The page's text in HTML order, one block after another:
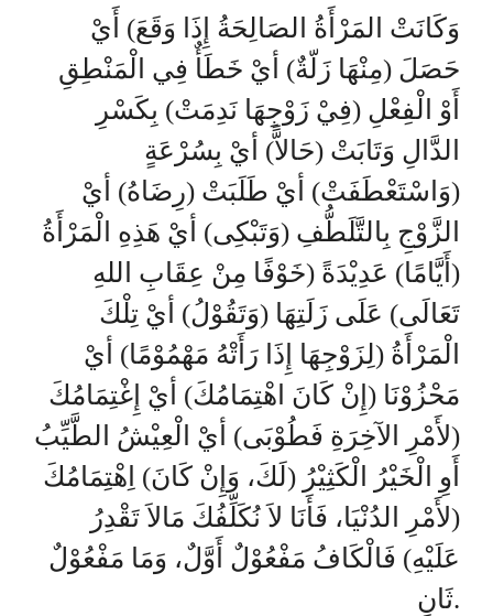
وَكَانَتْ المَرْأَةُ الصَالِحَةُ إِذَا وَقَعَ) أَيْ
حَصَلَ (مِنْهَا زَلّةٌ) أيْ خَطَأٌ فِي الْمَنْطِقِ
أَوْ الْفِعْلِ (فِيْ زَوْجِهَا نَدِمَتْ) بِكَسْرِ
الدَّالِ وَتَابَتْ (حَالاًّ) أيْ بِسُرْعَةٍ
(وَاسْتَعْطَفَتْ) أيْ طَلَبَتْ (رِضَاهُ) أيْ
الزَّوْجِ بِالتَّلَطُّفِ (وَتَبْكِى) أيْ هَذِهِ الْمَرْأَةُ
(أَيَّامًا) عَدِيْدَةً (خَوْفًا مِنْ عِقَابِ اللهِ
تَعَالَى) عَلَى زَلَتِهَا (وَتَقُوْلُ) أيْ تِلْكَ
الْمَرْأَةُ (لِزَوْجِهَا إِذَا رَأَتْهُ مَهْمُوْمًا) أيْ
مَحْزُوْنَا (إِنْ كَانَ اهْتِمَامُكَ) أيْ إِغْتِمَامُكَ
(لأَمْرِ الآخِرَةِ فَطُوْبَى) أيْ الْعِيْشُ الطَّيِّبُ
أَوِ الْخَيْرُ الْكَثِيْرُ (لَكَ، وَإِنْ كَانَ) اِهْتِمَامُكَ
(لأَمْرِ الدُنْيَا، فَأَنَا لاَ نُكَلِّفُكَ مَالاَ تَقْدِرُ
عَلَيْهِ) فَالْكَافُ مَفْعُوْلٌ أَوَّلٌ، وَمَا مَفْعُوْلٌ
ثَانٍ.